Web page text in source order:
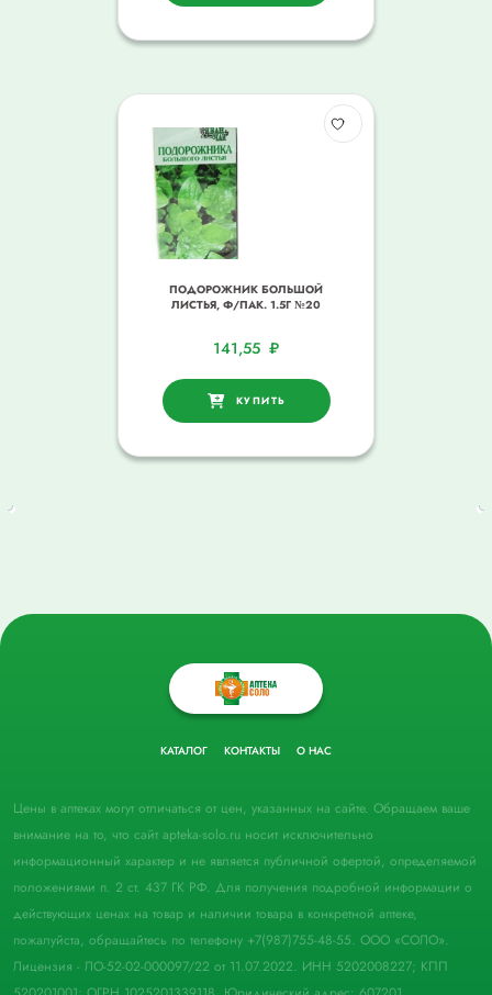
ПОДОРОЖНИК БОЛЬШОЙ
ЛИСТЬЯ, Ф/ПАК. 1.5Г №20
141,55 ₽
КУПИТЬ
КАТАЛОГ КОНТАКТЫ О НАС
Цены в аптеках могут отличаться от цен, указанных на сайте. Обращаем ваше
внимание на то, что сайт apteka-solo.ru носит исключительно
информационный характер и не является публичной офертой, определяемой
положениями п. 2 ст. 437 ГК РФ. Для получения подробной информации о
действующих ценах на товар и наличии товара в конкретной аптеке,
пожалуйста, обращайтесь по телефону +7(987)755-48-55. ООО «СОЛО».
Лицензия - ЛО-52-02-000097/22 от 11.07.2022. ИНН 5202008227; КПП